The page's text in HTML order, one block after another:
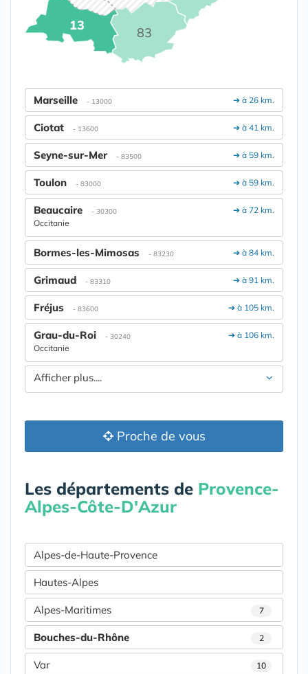
13 83
➔ à 26 km.
Marseille - 13000
➔ à 41 km.
Ciotat - 13600
➔ à 59 km.
Seyne-sur-Mer - 83500
➔ à 59 km.
Toulon - 83000
➔ à 72 km.
Beaucaire - 30300
Occitanie
➔ à 84 km.
Bormes-les-Mimosas - 83230
➔ à 91 km.
Grimaud - 83310
➔ à 105 km.
Fréjus - 83600
➔ à 106 km.
Grau-du-Roi - 30240
Occitanie
Afficher plus....
Proche de vous
Les départements de Provence-
Alpes-Côte-D'Azur
Alpes-de-Haute-Provence
Hautes-Alpes
Alpes-Maritimes 7
Bouches-du-Rhône 2
Var 10